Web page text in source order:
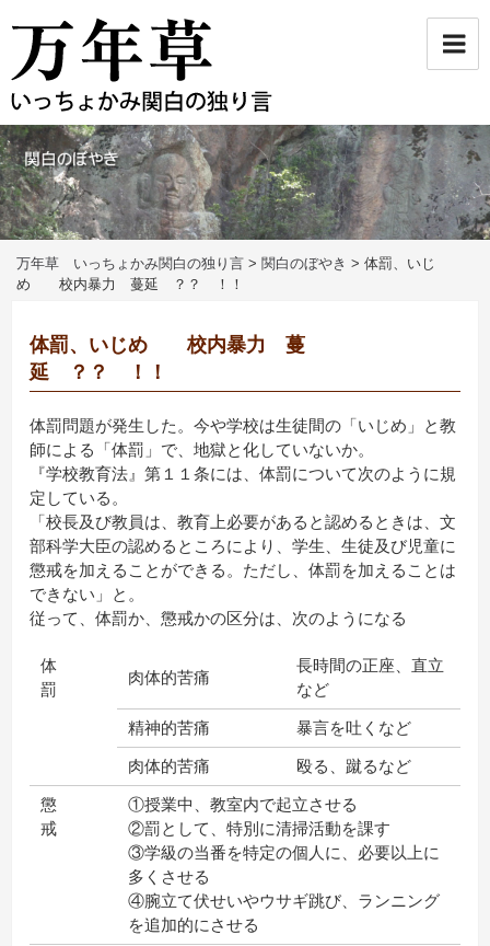
ン
ン
ツ
へ
ス
キ
ッ
プ
万年草 いっちょかみ関白の独り言 > 関白のぼやき > 体罰、いじ
め 校内暴力 蔓延 ？？ ！！
体罰、いじめ 校内暴力 蔓
延 ？？ ！！
体罰問題が発生した。今や学校は生徒間の「いじめ」と教
師による「体罰」で、地獄と化していないか。
『学校教育法』第１１条には、体罰について次のように規
定している。
「校長及び教員は、教育上必要があると認めるときは、文
部科学大臣の認めるところにより、学生、生徒及び児童に
懲戒を加えることができる。ただし、体罰を加えることは
できない」と。
従って、体罰か、懲戒かの区分は、次のようになる
体
罰
肉体的苦痛
長時間の正座、直立
など
精神的苦痛 暴言を吐くなど
肉体的苦痛 殴る、蹴るなど
懲
戒
①授業中、教室内で起立させる
②罰として、特別に清掃活動を課す
③学級の当番を特定の個人に、必要以上に
多くさせる
④腕立て伏せいやウサギ跳び、ランニング
を追加的にさせる